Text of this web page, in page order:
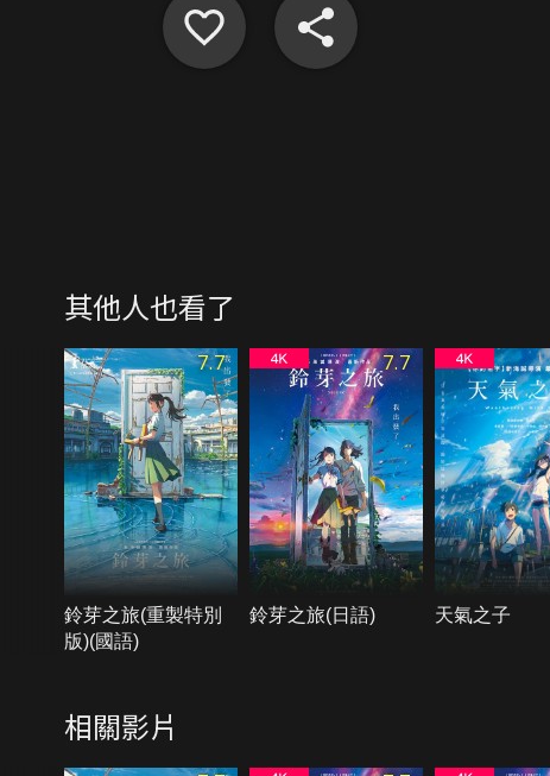
其他人也看了
7.7
鈴芽之旅(重製特別
版)(國語)
7.7
鈴芽之旅(日語) 天氣之子
相關影片